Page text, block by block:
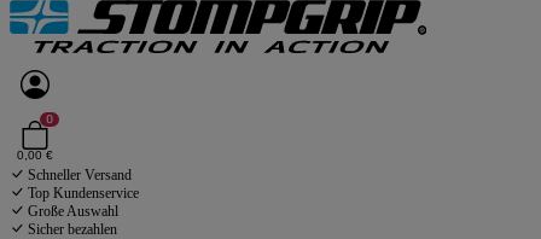
0
0,00 €
Schneller Versand
Top Kundenservice
Große Auswahl
Sicher bezahlen